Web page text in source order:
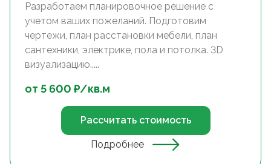
Разработаем планировочное решение с
учетом ваших пожеланий. Подготовим
чертежи, план расстановки мебели, план
сантехники, электрике, пола и потолка. 3D
визуализацию.....
от 5 600 ₽/кв.м
Рассчитать стоимость
Подробнее